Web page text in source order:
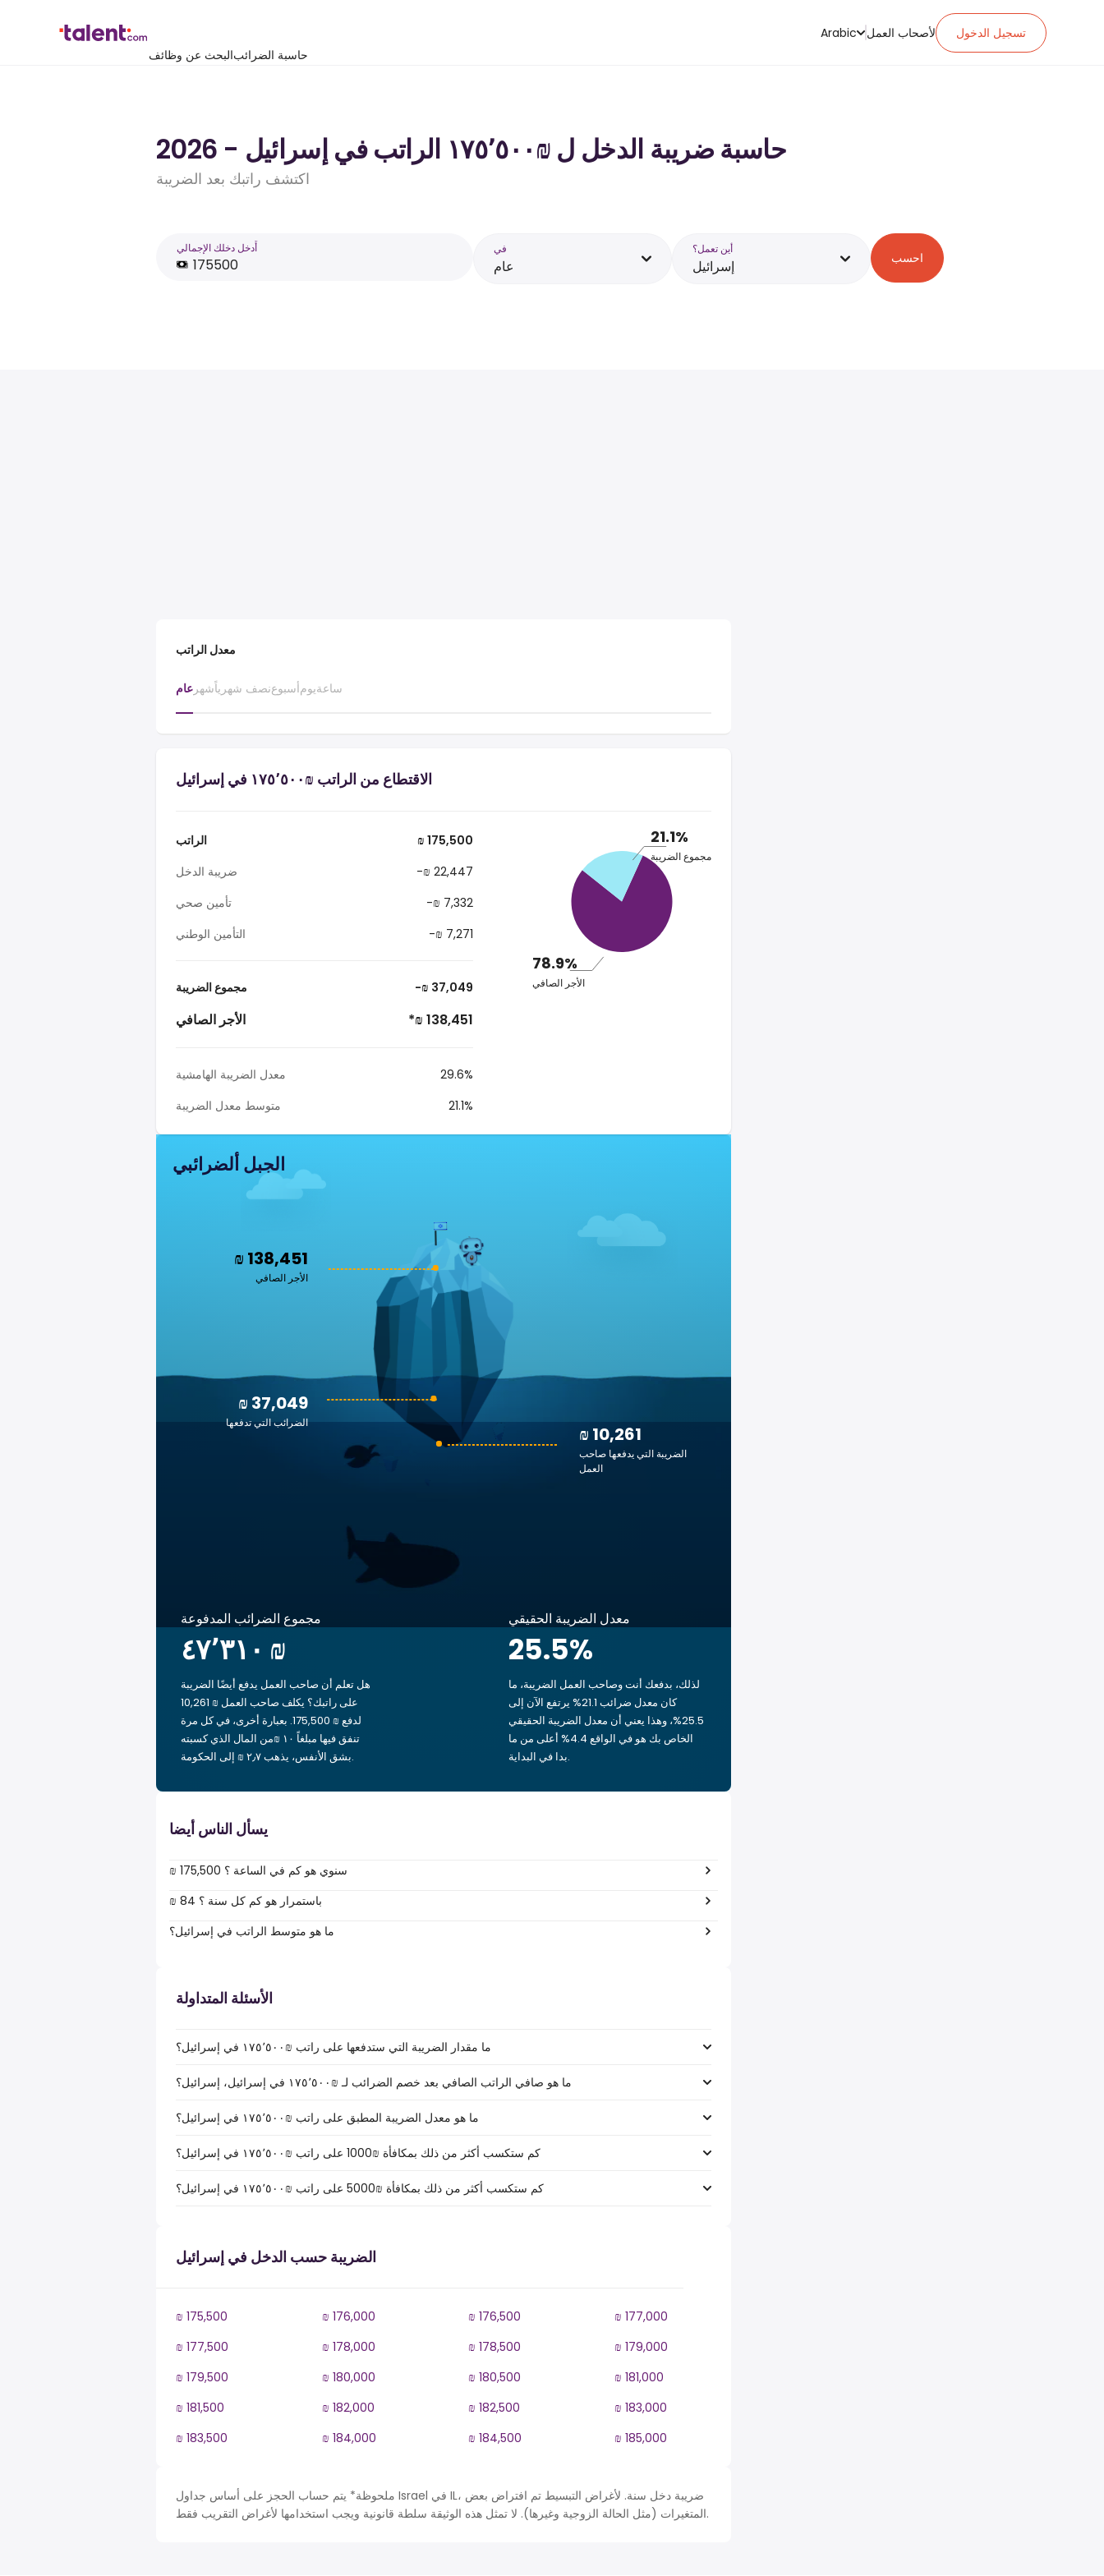
البحث عن وظائفحاسبة الضرائب
Arabic لأصحاب العمل تسجيل الدخول
حاسبة ضريبة الدخل ل ₪‏١٧٥٬٥٠٠ الراتب في إسرائيل - 2026
اكتشف راتبك بعد الضريبة
أَدخل دخلك الإجمالي في
عام
أين تعمل؟
إسرائيل احسب
معدل الراتب
عام شهرنصف شهرياًأسبوعيومساعة
الاقتطاع من الراتب ₪‏١٧٥٬٥٠٠ في إسرائيل
الراتب
₪ 175,500
ضريبة الدخل
-₪ 22,447
تأمين صحي
-₪ 7,332
التأمين الوطني
-₪ 7,271
مجموع الضريبة -₪ 37,049
الأجر الصافي *₪ 138,451
معدل الضريبة الهامشية
29.6%
متوسط معدل الضريبة
21.1%
21.1%
مجموع الضريبة
78.9%
الأجر الصافي
الجبل ألضرائبي
₪ 138,451
الأجر الصافي
₪ 10,261
الضريبة التي يدفعها صاحب
العمل
₪ 37,049
الضرائب التي تدفعها
مجموع الضرائب المدفوعة
‏٤٧٬٣١٠ ₪
هل تعلم أن صاحب العمل يدفع أيضًا الضريبة
على راتبك؟ يكلف صاحب العمل ₪ 10,261
لدفع ₪ 175,500. بعبارة أخرى، في كل مرة
تنفق فيها مبلغاً ‏١٠ ₪من المال الذي كسبته
بشق الأنفس، يذهب ‏٢٫٧ ₪ إلى الحكومة.
معدل الضريبة الحقيقي
25.5%
لذلك، بدفعك أنت وصاحب العمل الضريبة، ما
كان معدل ضرائب 21.1% يرتفع الآن إلى
25.5%، وهذا يعني أن معدل الضريبة الحقيقي
الخاص بك هو في الواقع 4.4% أعلى من ما
بدا في البداية.
يسأل الناس أيضا
₪ 175,500 سنوي هو كم في الساعة ؟
₪ 84 باستمرار هو كم كل سنة ؟
ما هو متوسط الراتب في إسرائيل؟
الأسئلة المتداولة
ما مقدار الضريبة التي ستدفعها على راتب ₪‏١٧٥٬٥٠٠ في إسرائيل؟
ما هو صافي الراتب الصافي بعد خصم الضرائب لـ ₪‏١٧٥٬٥٠٠ في إسرائيل، إسرائيل؟
ما هو معدل الضريبة المطبق على راتب ₪‏١٧٥٬٥٠٠ في إسرائيل؟
كم ستكسب أكثر من ذلك بمكافأة ₪1000 على راتب ₪‏١٧٥٬٥٠٠ في إسرائيل؟
كم ستكسب أكثر من ذلك بمكافأة ₪5000 على راتب ₪‏١٧٥٬٥٠٠ في إسرائيل؟
الضريبة حسب الدخل في إسرائيل
₪ 175,500 ₪ 176,000 ₪ 176,500
₪ 177,000
₪ 177,500
₪ 178,000 ₪ 178,500
₪ 179,000
₪ 179,500
₪ 180,000 ₪ 180,500
₪ 181,000
₪ 181,500
₪ 182,000 ₪ 182,500
₪ 183,000
₪ 183,500
₪ 184,000 ₪ 184,500 ₪ 185,000
ملحوظة* يتم حساب الحجز على أساس جداول Israel في IL، ضريبة دخل سنة. لأغراض التبسيط تم افتراض بعض
المتغيرات (مثل الحالة الزوجية وغيرها). لا تمثل هذه الوثيقة سلطة قانونية ويجب استخدامها لأغراض التقريب فقط.